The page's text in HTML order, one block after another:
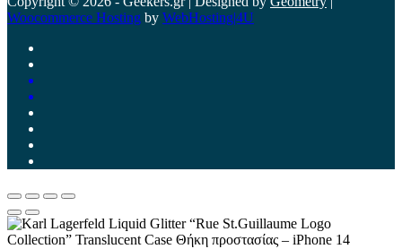
Woocommerce Hosting by WebHosting|4U